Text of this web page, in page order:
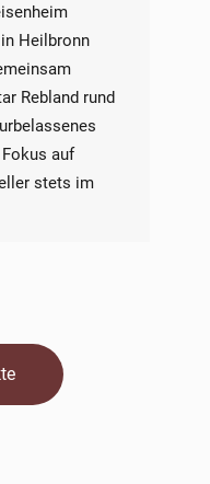
Heilbronn
Rebland rund
auf
stets im